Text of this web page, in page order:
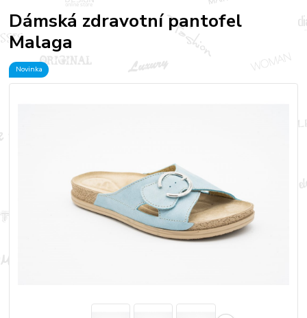
Dámská zdravotní pantofel
Malaga
Novinka